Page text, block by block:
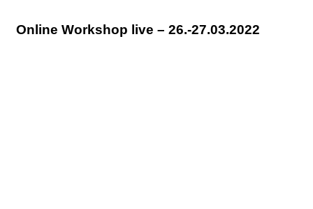
Online Workshop live – 26.-27.03.2022